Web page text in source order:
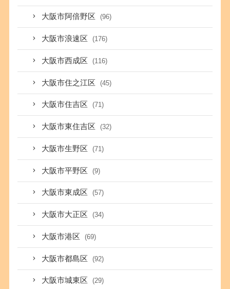
大阪市阿倍野区 (96)
大阪市浪速区 (176)
大阪市西成区 (116)
大阪市住之江区 (45)
大阪市住吉区 (71)
大阪市東住吉区 (32)
大阪市生野区 (71)
大阪市平野区 (9)
大阪市東成区 (57)
大阪市大正区 (34)
大阪市港区 (69)
大阪市都島区 (92)
大阪市城東区 (29)